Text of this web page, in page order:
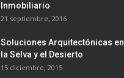
Inmobiliario
21 septiembre, 2016
Soluciones Arquitectónicas en
la Selva y el Desierto
15 diciembre, 2015